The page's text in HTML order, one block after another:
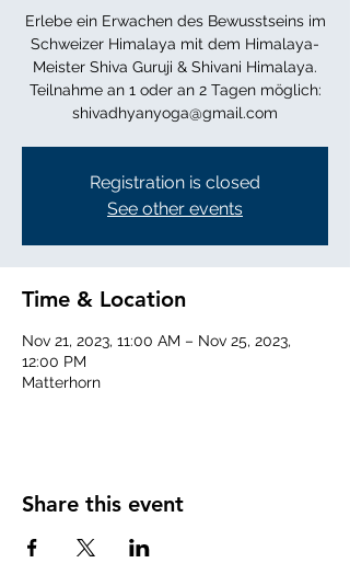
Erlebe ein Erwachen des Bewusstseins im
Schweizer Himalaya mit dem Himalaya-
Meister Shiva Guruji & Shivani Himalaya.
Teilnahme an 1 oder an 2 Tagen möglich:
shivadhyanyoga@gmail.com
Registration is closed
See other events
Time & Location
Nov 21, 2023, 11:00 AM – Nov 25, 2023,
12:00 PM
Matterhorn
Share this event